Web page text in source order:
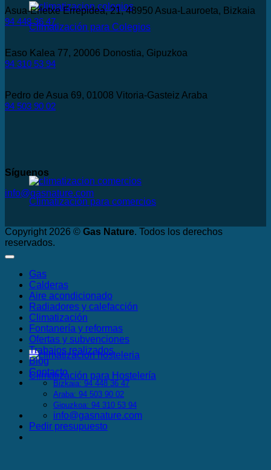
Climatización para Colegios
Climatización para comercios
Climatización para Hostelería
Asua-Erletxe Errepidea, 21, 48950 Asua-Lauroeta, Bizkaia
94 448 36 47
Easo Kalea 77, 20006 Donostia, Gipuzkoa
94 310 53 94
Pedro de Asua 69, 01008 Vitoria-Gasteiz Araba
94 503 90 02
Síguenos
info@gasnature.com
Copyright 2026 © Gas Nature. Todos los derechos
reservados.
Gas
Calderas
Aire acondicionado
Radiadores y calefacción
Climatización
Fontanería y reformas
Ofertas y subvenciones
Trabajos realizados
Blog
Contacto
Bizkaia: 94 448 36 47
Araba: 94 503 90 02
Gipuzkoa: 94 310 53 94
info@gasnature.com
Pedir presupuesto